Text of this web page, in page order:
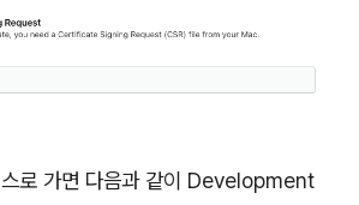
스로 가면 다음과 같이 Development